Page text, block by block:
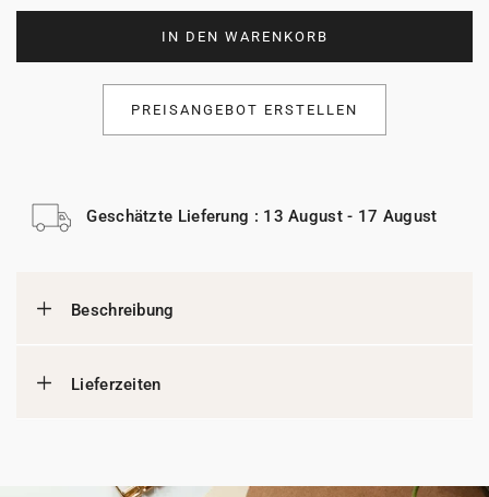
IN DEN WARENKORB
PREISANGEBOT ERSTELLEN
Geschätzte Lieferung : 13 August - 17 August
Beschreibung
Lieferzeiten